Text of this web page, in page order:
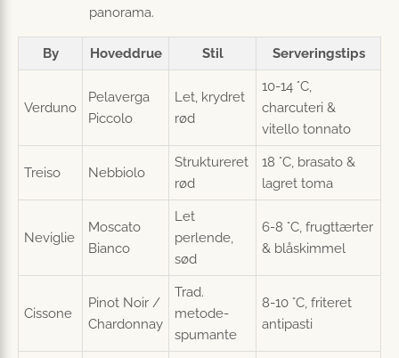
panorama.
By Hoveddrue Stil Serveringstips
Verduno
Pelaverga
Piccolo
Let, krydret
rød
10-14 °C,
charcuteri &
vitello tonnato
Treiso Nebbiolo
Struktureret
rød
18 °C, brasato &
lagret toma
Neviglie
Moscato
Bianco
Let
perlende,
sød
6-8 °C, frugttærter
& blåskimmel
Cissone
Pinot Noir /
Chardonnay
Trad.
metode-
spumante
8-10 °C, friteret
antipasti